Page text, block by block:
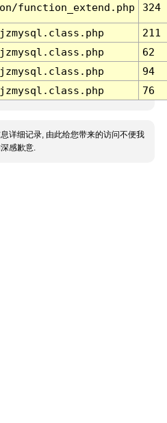
function_extend.php 324
211
62
94
76
详细记录, 由此给您带来的访问不便我
感歉意.